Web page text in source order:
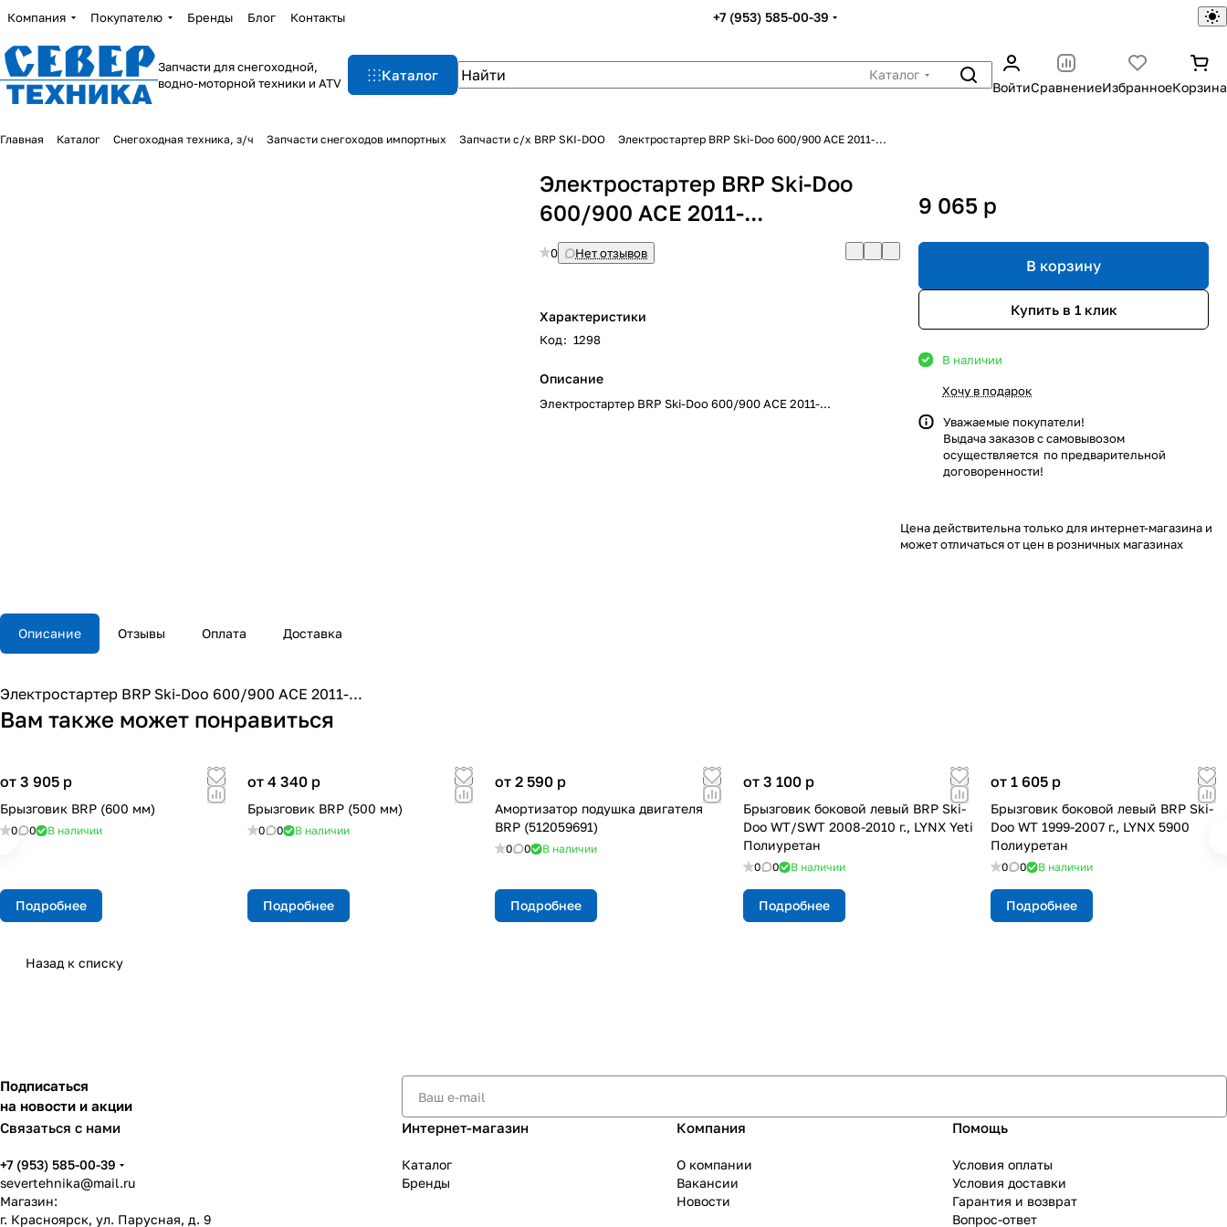
Компания Покупателю Бренды Блог Контакты +7 (953) 585-00-39
Запчасти для снегоходной,
водно-моторной техники и ATV
Каталог
Каталог
ВойтиСравнениеИзбранноеКорзина
Главная Каталог Снегоходная техника, з/ч Запчасти снегоходов импортных Запчасти с/х BRP SKI-DOO Электростартер BRP Ski-Doo 600/900 ACE 2011-...
Электростартер BRP Ski-Doo
600/900 ACE 2011-...
0 Нет отзывов
Характеристики
Код: 1298
Описание
Электростартер BRP Ski-Doo 600/900 ACE 2011-...
9 065 p
В корзину
Купить в 1 клик
В наличии
Хочу в подарок
Уважаемые покупатели!
Выдача заказов с самовывозом
осуществляется по предварительной
договоренности!
Цена действительна только для интернет-магазина и
может отличаться от цен в розничных магазинах
Описание Отзывы Оплата Доставка
Электростартер BRP Ski-Doo 600/900 ACE 2011-...
Вам также может понравиться
от 3 905 p
Брызговик BRP (600 мм)
0 0 В наличии
Подробнее
от 4 340 p
Брызговик BRP (500 мм)
0 0 В наличии
Подробнее
от 2 590 p
Амортизатор подушка двигателя
BRP (512059691)
0 0 В наличии
Подробнее
от 3 100 p
Брызговик боковой левый BRP Ski-
Doo WT/SWT 2008-2010 г., LYNX Yeti
Полиуретан
0 0 В наличии
Подробнее
от 1 605 p
Брызговик боковой левый BRP Ski-
Doo WT 1999-2007 г., LYNX 5900
Полиуретан
0 0 В наличии
Подробнее
Назад к списку
Подписаться
на новости и акции
Связаться с нами
+7 (953) 585-00-39
severtehnika@mail.ru
Магазин:
г. Красноярск, ул. Парусная, д. 9
Интернет-магазин
Каталог
Бренды
Компания
О компании
Вакансии
Новости
Помощь
Условия оплаты
Условия доставки
Гарантия и возврат
Вопрос-ответ